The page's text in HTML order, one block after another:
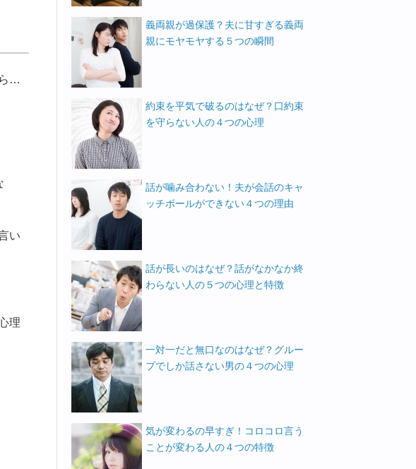
…
い
理
義両親が過保護？夫に甘すぎる義両
親にモヤモヤする５つの瞬間
約束を平気で破るのはなぜ？口約束
を守らない人の４つの心理
話が噛み合わない！夫が会話のキャ
ッチボールができない４つの理由
話が長いのはなぜ？話がなかなか終
わらない人の５つの心理と特徴
一対一だと無口なのはなぜ？グルー
プでしか話さない男の４つの心理
気が変わるの早すぎ！コロコロ言う
ことが変わる人の４つの特徴